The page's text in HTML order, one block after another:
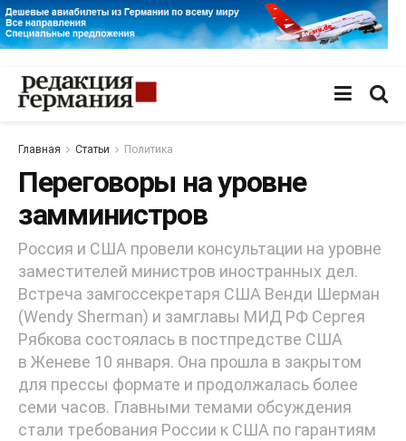
Главная Статьи Политика
Переговоры на уровне
замминистров
Россия и США провели консультации на уровне
заместителей министров иностранных дел.
Встреча замгоссекретаря США Венди Шерман
(Wendy Sherman) и замглавы МИД РФ Сергея
Рябкова состоялась в постпредстве США
в Женеве 10 января. Она прошла в закрытом
для прессы формате и продолжалась более
семи часов. Главными темами обсуждения
стали требования России к США по гарантиям